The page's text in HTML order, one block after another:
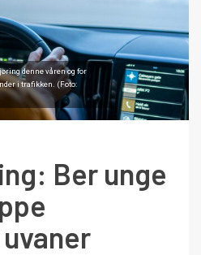
denne våren og for
i trafikken. (Foto:
Ber unge